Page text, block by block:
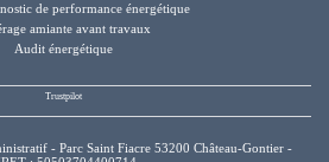
de performance énergétique
amiante avant travaux
Audit énergétique
- Parc Saint Fiacre 53200 Château-Gontier -